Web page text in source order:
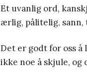
Et uvanlig ord,
ærlig, pålitelig, sann,
Det er godt for oss
ikke noe å skjule, og